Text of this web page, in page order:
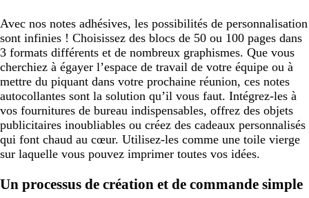
Avec nos notes adhésives, les possibilités de personnalisation
sont infinies ! Choisissez des blocs de 50 ou 100 pages dans
3 formats différents et de nombreux graphismes. Que vous
cherchiez à égayer l’espace de travail de votre équipe ou à
mettre du piquant dans votre prochaine réunion, ces notes
autocollantes sont la solution qu’il vous faut. Intégrez-les à
vos fournitures de bureau indispensables, offrez des objets
publicitaires inoubliables ou créez des cadeaux personnalisés
qui font chaud au cœur. Utilisez-les comme une toile vierge
sur laquelle vous pouvez imprimer toutes vos idées.
Un processus de création et de commande simple